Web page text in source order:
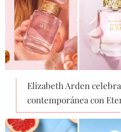
Elizabeth Arden
contemporánea con